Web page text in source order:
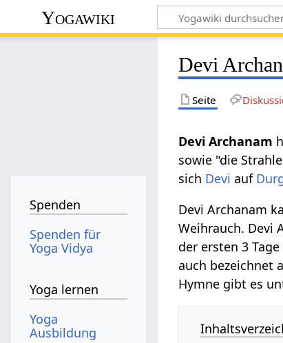
Yogawiki
Devi
Seite
Devi Archanam
sowie "die
sich Devi auf
Devi Archanam
Weihrauch. Devi
der ersten 3 Tage
auch bezeichnet
Hymne gibt es
Spenden
Spenden für
Yoga Vidya
Yoga lernen
Yoga
Ausbildung